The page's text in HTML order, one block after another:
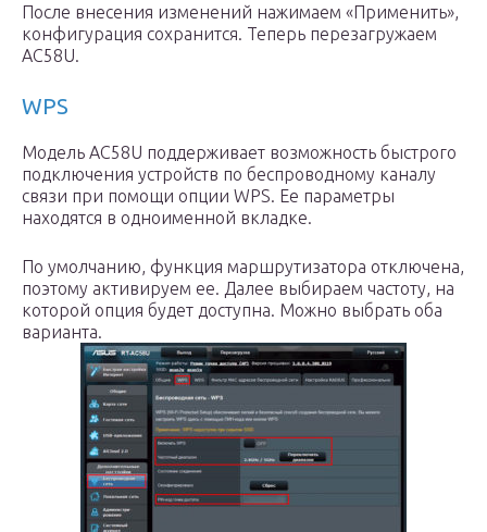
После внесения изменений нажимаем «Применить»,
конфигурация сохранится. Теперь перезагружаем
AC58U.
WPS
Модель AC58U поддерживает возможность быстрого
подключения устройств по беспроводному каналу
связи при помощи опции WPS. Ее параметры
находятся в одноименной вкладке.
По умолчанию, функция маршрутизатора отключена,
поэтому активируем ее. Далее выбираем частоту, на
которой опция будет доступна. Можно выбрать оба
варианта.